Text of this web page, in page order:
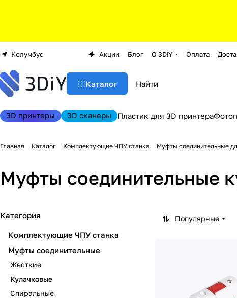
Колумбус Акции Блог О 3DiY Оплата
Каталог
3D принтеры 3D сканеры Пластик для 3D принтера
Главная Каталог Комплектующие ЧПУ станка Муфты соединительные
Муфты соединительные
Популярные
Категория
Комплектующие ЧПУ станка
Муфты соединительные
Жесткие
Кулачковые
Спиральные